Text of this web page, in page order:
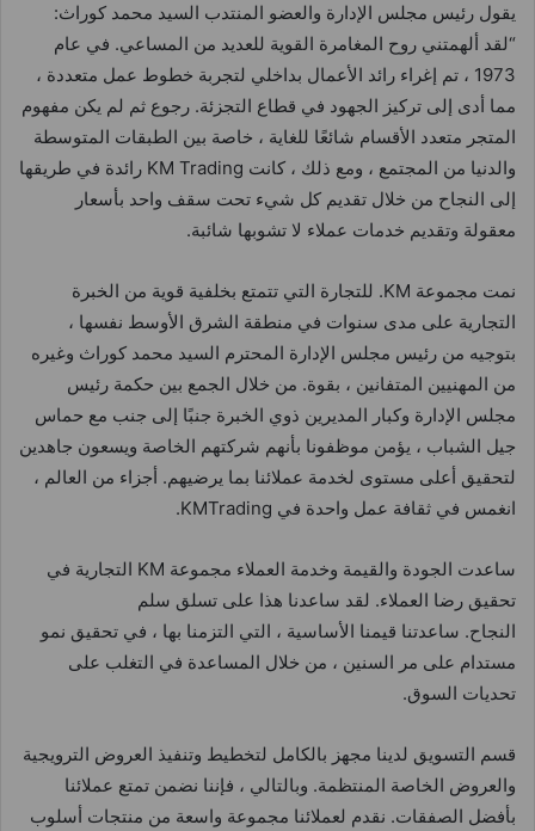
يقول رئيس مجلس الإدارة والعضو المنتدب السيد محمد كوراث:
“لقد ألهمتني روح المغامرة القوية للعديد من المساعي. في عام
1973 ، تم إغراء رائد الأعمال بداخلي لتجربة خطوط عمل متعددة ،
مما أدى إلى تركيز الجهود في قطاع التجزئة. رجوع ثم لم يكن مفهوم
المتجر متعدد الأقسام شائعًا للغاية ، خاصة بين الطبقات المتوسطة
والدنيا من المجتمع ، ومع ذلك ، كانت KM Trading رائدة في طريقها
إلى النجاح من خلال تقديم كل شيء تحت سقف واحد بأسعار
معقولة وتقديم خدمات عملاء لا تشوبها شائبة.
نمت مجموعة KM. للتجارة التي تتمتع بخلفية قوية من الخبرة
التجارية على مدى سنوات في منطقة الشرق الأوسط نفسها ،
بتوجيه من رئيس مجلس الإدارة المحترم السيد محمد كوراث وغيره
من المهنيين المتفانين ، بقوة. من خلال الجمع بين حكمة رئيس
مجلس الإدارة وكبار المديرين ذوي الخبرة جنبًا إلى جنب مع حماس
جيل الشباب ، يؤمن موظفونا بأنهم شركتهم الخاصة ويسعون جاهدين
لتحقيق أعلى مستوى لخدمة عملائنا بما يرضيهم. أجزاء من العالم ،
انغمس في ثقافة عمل واحدة في KMTrading.
ساعدت الجودة والقيمة وخدمة العملاء مجموعة KM التجارية في
تحقيق رضا العملاء. لقد ساعدنا هذا على تسلق سلم
النجاح. ساعدتنا قيمنا الأساسية ، التي التزمنا بها ، في تحقيق نمو
مستدام على مر السنين ، من خلال المساعدة في التغلب على
تحديات السوق.
قسم التسويق لدينا مجهز بالكامل لتخطيط وتنفيذ العروض الترويجية
والعروض الخاصة المنتظمة. وبالتالي ، فإننا نضمن تمتع عملائنا
بأفضل الصفقات. نقدم لعملائنا مجموعة واسعة من منتجات أسلوب